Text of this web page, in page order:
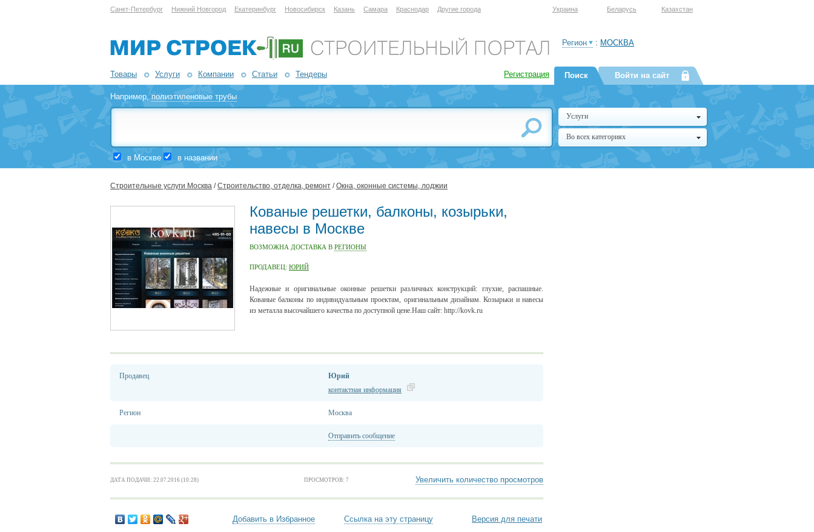
Санкт-Петербург Нижний Новгород Екатеринбург Новосибирск Казань Самара Краснодар Другие города Украина Беларусь Казахстан
Товары Услуги Компании Статьи Тендеры Регистрация
Регион : МОСКВА
Например,полиэтиленовые трубы
в Москве в названии
Поиск Войти на сайт
Услуги
Во всех категориях
Строительные услуги Москва /Строительство, отделка, ремонт /Окна, оконные системы, лоджии
Кованые решетки, балконы, козырьки,
навесы в Москве
ВОЗМОЖНА ДОСТАВКА В РЕГИОНЫ
ПРОДАВЕЦ: ЮРИЙ
Надежные и оригинальные оконные решетки различных конструкций: глухие, распашные.
Кованые балконы по индивидуальным проектам, оригинальным дизайнам. Козырьки и навесы
из металла высочайшего качества по доступной цене.Наш сайт: http://kovk.ru
Продавец
Юрий
контактная информация
Регион Москва
Отправить сообщение
ДАТА ПОДАЧИ: 22.07.2016 (10:28) ПРОСМОТРОВ: 7 Увеличить количество просмотров
Добавить в Избранное Ссылка на эту страницу Версия для печати